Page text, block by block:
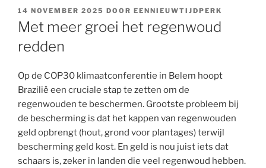
GEPLAATST
OP
14 NOVEMBER 2025 DOOR EENNIEUWTIJDPERK
Met meer groei het regenwoud
redden
Op de COP30 klimaatconferentie in Belem hoopt
Brazilië een cruciale stap te zetten om de
regenwouden te beschermen. Grootste probleem bij
de bescherming is dat het kappen van regenwouden
geld opbrengt (hout, grond voor plantages) terwijl
bescherming geld kost. En geld is nou juist iets dat
schaars is, zeker in landen die veel regenwoud hebben.